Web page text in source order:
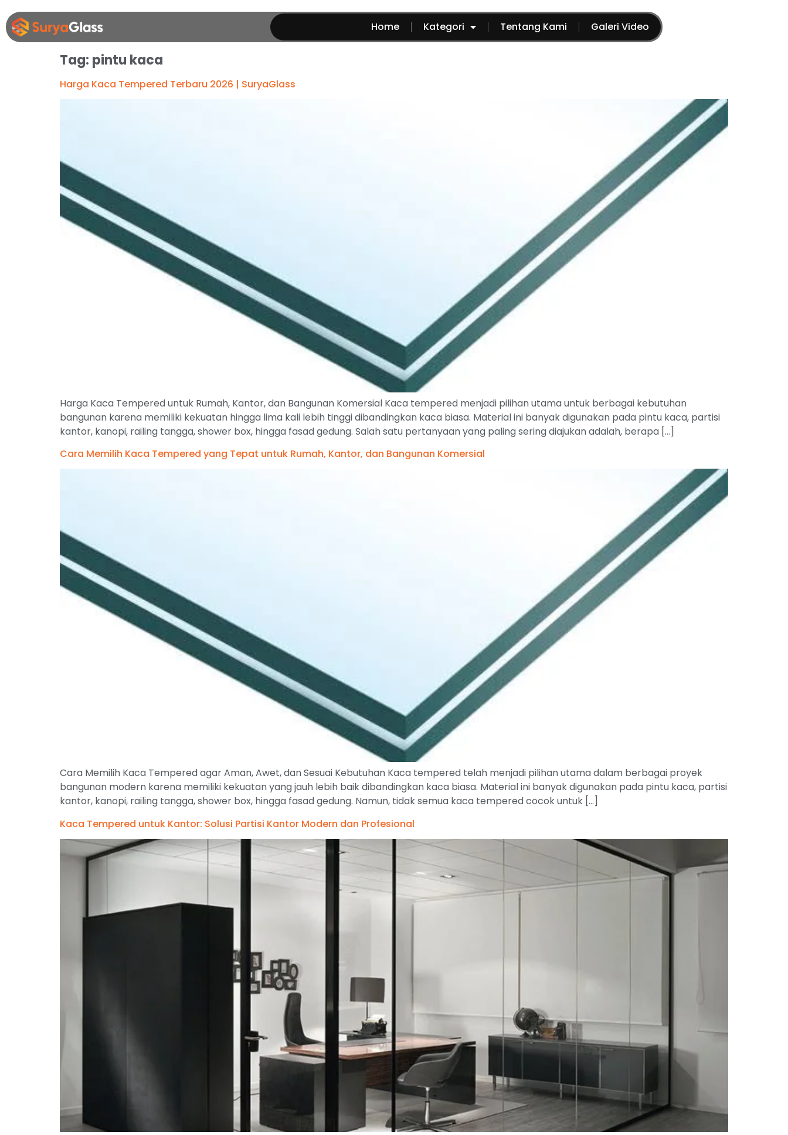
Home Kategori Tentang Kami Galeri Video
Tag: pintu kaca
Harga Kaca Tempered Terbaru 2026 | SuryaGlass
Harga Kaca Tempered untuk Rumah, Kantor, dan Bangunan Komersial Kaca tempered menjadi pilihan utama untuk berbagai kebutuhan
bangunan karena memiliki kekuatan hingga lima kali lebih tinggi dibandingkan kaca biasa. Material ini banyak digunakan pada pintu kaca, partisi
kantor, kanopi, railing tangga, shower box, hingga fasad gedung. Salah satu pertanyaan yang paling sering diajukan adalah, berapa […]
Cara Memilih Kaca Tempered yang Tepat untuk Rumah, Kantor, dan Bangunan Komersial
Cara Memilih Kaca Tempered agar Aman, Awet, dan Sesuai Kebutuhan Kaca tempered telah menjadi pilihan utama dalam berbagai proyek
bangunan modern karena memiliki kekuatan yang jauh lebih baik dibandingkan kaca biasa. Material ini banyak digunakan pada pintu kaca, partisi
kantor, kanopi, railing tangga, shower box, hingga fasad gedung. Namun, tidak semua kaca tempered cocok untuk […]
Kaca Tempered untuk Kantor: Solusi Partisi Kantor Modern dan Profesional